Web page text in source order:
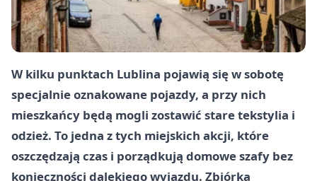
W kilku punktach Lublina pojawią się w sobotę
specjalnie oznakowane pojazdy, a przy nich
mieszkańcy będą mogli zostawić stare tekstylia i
odzież. To jedna z tych miejskich akcji, które
oszczędzają czas i porządkują domowe szafy bez
konieczności dalekiego wyjazdu. Zbiórka